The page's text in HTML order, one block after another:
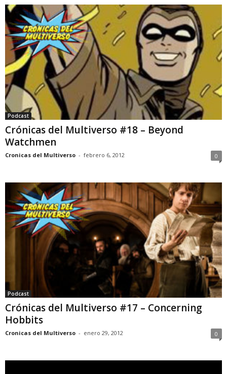
Podcast
Crónicas del Multiverso #18 – Beyond
Watchmen
Cronicas del Multiverso - febrero 6, 2012 0
Podcast
Crónicas del Multiverso #17 – Concerning
Hobbits
Cronicas del Multiverso - enero 29, 2012 0